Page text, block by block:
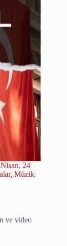
, 24
, Müzik
ve video